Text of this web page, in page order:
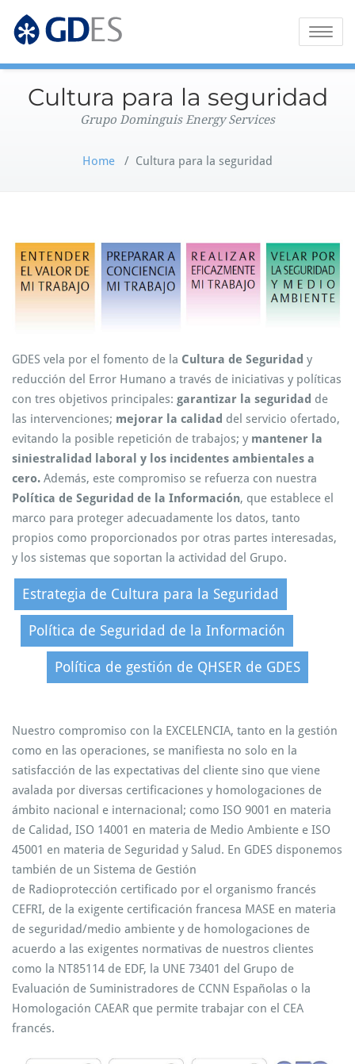
Grupo Dominguis Energy Services
Toggle
Cultura para la seguridad
Grupo Dominguis Energy Services
Home / Cultura para la seguridad
GDES vela por el fomento de la Cultura de Seguridad y
reducción del Error Humano a través de iniciativas y políticas
con tres objetivos principales: garantizar la seguridad de
las intervenciones; mejorar la calidad del servicio ofertado,
evitando la posible repetición de trabajos; y mantener la
siniestralidad laboral y los incidentes ambientales a
cero. Además, este compromiso se refuerza con nuestra
Política de Seguridad de la Información, que establece el
marco para proteger adecuadamente los datos, tanto
propios como proporcionados por otras partes interesadas,
y los sistemas que soportan la actividad del Grupo.
Estrategia de Cultura para la Seguridad
Política de Seguridad de la Información
Política de gestión de QHSER de GDES
Nuestro compromiso con la EXCELENCIA, tanto en la gestión
como en las operaciones, se manifiesta no solo en la
satisfacción de las expectativas del cliente sino que viene
avalada por diversas certificaciones y homologaciones de
ámbito nacional e internacional; como ISO 9001 en materia
de Calidad, ISO 14001 en materia de Medio Ambiente e ISO
45001 en materia de Seguridad y Salud. En GDES disponemos
también de un Sistema de Gestión
de Radioprotección certificado por el organismo francés
CEFRI, de la exigente certificación francesa MASE en materia
de seguridad/medio ambiente y de homologaciones de
acuerdo a las exigentes normativas de nuestros clientes
como la NT85114 de EDF, la UNE 73401 del Grupo de
Evaluación de Suministradores de CCNN Españolas o la
Homologación CAEAR que permite trabajar con el CEA
francés.